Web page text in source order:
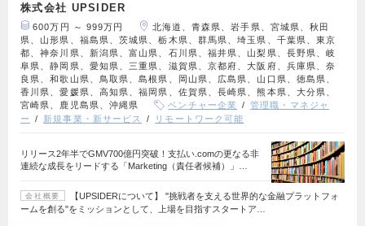
株式会社 UPSIDER
600万円 ～ 999万円
北海道、青森県、岩手県、宮城県、秋田
県、山形県、福島県、茨城県、栃木県、群馬県、埼玉県、千葉県、東京
都、神奈川県、新潟県、富山県、石川県、福井県、山梨県、長野県、岐
阜県、静岡県、愛知県、三重県、滋賀県、京都府、大阪府、兵庫県、奈
良県、和歌山県、鳥取県、島根県、岡山県、広島県、山口県、徳島県、
香川県、愛媛県、高知県、福岡県、佐賀県、長崎県、熊本県、大分県、
宮崎県、鹿児島県、沖縄県
ベンチャー企業
管理職・マネジャ
ー
新規事業・新サービス リモートワーク可能
リリース2年半でGMV700億円突破！支払い.comの更なる非
連続な成長をリードする「Marketing（責任者候補）」…
会社概要
【UPSIDERについて】 "挑戦者を支える世界的な金融プラットフォ
ームを創る"をミッションとして、上場を目指すスタートア…